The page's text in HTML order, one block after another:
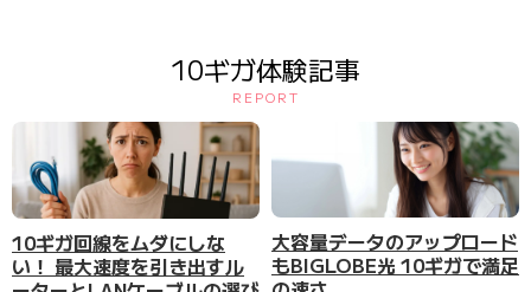
10ギガ体験記事
REPORT
10ギガ回線をムダにしな
い！ 最大速度を引き出すル
大容量データのアップロード
もBIGLOBE光 10ギガで満足